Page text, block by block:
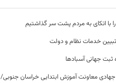
با اتکای به مردم پشت سر گذاشتیم
خدمات نظام و دولت
ثبت جهانی آسبادها
آموزش ابتدایی خراسان جنوبی/ ۴۶۰۰ دانش‌آموز زیر چتر «طرح حامی»